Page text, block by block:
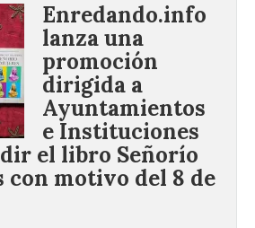
Enredando.info
lanza una
promoción
dirigida a
Ayuntamientos
e Instituciones
el libro Señorío
con motivo del 8 de